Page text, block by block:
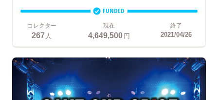
FUNDED
コレクター
267 人
現在
4,649,500円
終了
2021/04/26